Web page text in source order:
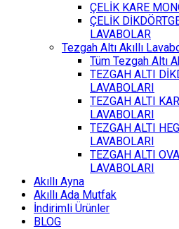
ÇELİK KARE
ÇELİK
LAVABOLAR
Tezgah Altı Akıllı
Tüm Tezgah Altı
TEZGAH ALTI
LAVABOLARI
TEZGAH ALTI
LAVABOLARI
TEZGAH ALTI
LAVABOLARI
TEZGAH ALTI
LAVABOLARI
Akıllı Ayna
Akıllı Ada Mutfak
İndirimli Ürünler
BLOG